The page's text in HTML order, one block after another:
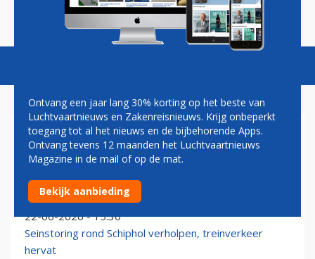
Magazine Podcasts Vacatures
STORING
Storing Eindhoven Airport verholpen, vliegverkeer
start geleidelijk op
22-06-2026 - 15:30
Seinstoring rond Schiphol verholpen, treinverkeer
hervat
Ontvang een jaar lang 30% korting op het beste van
Luchtvaartnieuws en Zakenreisnieuws. Krijg onbeperkt
toegang tot al het nieuws en de bijbehorende Apps.
Ontvang tevens 12 maanden het Luchtvaartnieuws
Magazine in de mail of op de mat.
Bekijk aanbieding